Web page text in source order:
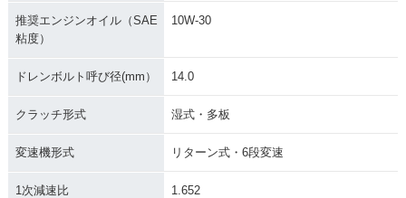
推奨エンジンオイル（SAE
粘度）
10W-30
ドレンボルト呼び径(mm） 14.0
クラッチ形式 湿式・多板
変速機形式 リターン式・6段変速
1次減速比 1.652